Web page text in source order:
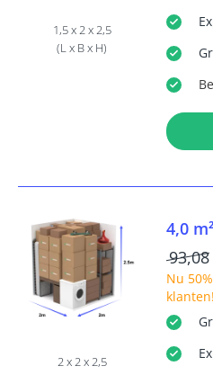
1,5 x 2 x 2,5
(L x B x H)
2 x 2 x 2,5
4,0 m²
93,08
Nu
klanten!